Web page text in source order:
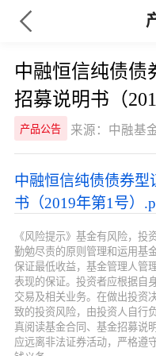
中融恒信纯债债
招募说明书（
产品公告 来源：中融基
中融恒信纯债债券型
书（2019年第1号）
《风险提示》基金有风险，投
勤勉尽责的原则管理和运用基
保证最低收益，基金管理人管
表现的保证。投资者应根据自
交易及相关业务。在做出投资
致的投资风险，由投资人自行
真阅读基金合同、基金招募说
应远离非法证券活动，严格遵